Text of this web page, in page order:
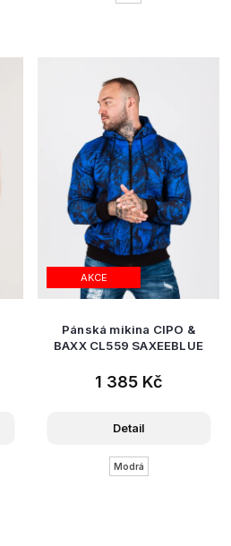
AKCE
Pánská mikina CIPO &
BAXX CL559 SAXEEBLUE
1 385 Kč
Detail
Modrá